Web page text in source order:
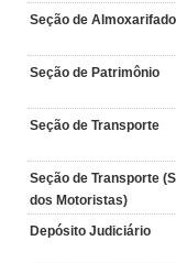
Juízes
Juízes
Juízes
Comitês
Seção de Almoxarifado
Seção de Patrimônio
Seção de Transporte
Seção de Transporte
dos Motoristas)
Depósito Judiciário